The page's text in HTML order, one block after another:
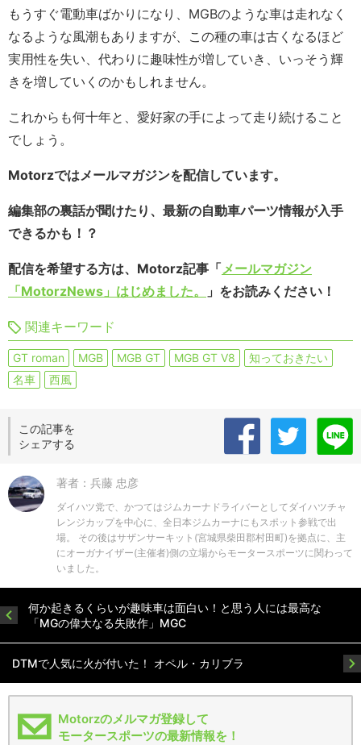
もうすぐ電動車ばかりになり、MGBのような車は走れなく
なるような風潮もありますが、この種の車は古くなるほど
実用性を失い、代わりに趣味性が増していき、いっそう輝
きを増していくのかもしれません。
これからも何十年と、愛好家の手によって走り続けること
でしょう。
Motorzではメールマガジンを配信しています。
編集部の裏話が聞けたり、最新の自動車パーツ情報が入手
できるかも！？
配信を希望する方は、Motorz記事「メールマガジン
「MotorzNews」はじめました。
」をお読みください！
関連キーワード
GT roman MGB MGB GT MGB GT V8
知っておきたい
名車
西風
この記事を
シェアする
著者：兵藤 忠彦
ダイハツ党で、かつてはジムカーナドライバーとしてダイハツチャ
レンジカップを中心に、全日本ジムカーナにもスポット参戦で出
場。 その後はサザンサーキット(宮城県柴田郡村田町)を拠点に、主
にオーガナイザー(主催者)側の立場からモータースポーツに関わって
いました。
何か起きるくらいが趣味車は面白い！と思う人には最高な
「MGの偉大なる失敗作」MGC
DTMで人気に火が付いた！ オペル・カリブラ
Motorzのメルマガ登録して
モータースポーツの最新情報を！